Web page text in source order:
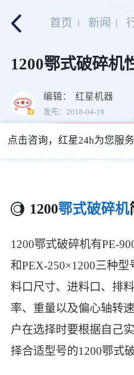
首页 新闻
1200鄂式破碎机
编辑： 红星机器
发布：2018-04-19
点击咨询，红星24h为您服务
1200鄂式破碎机
1200鄂式破碎机有PE-
和PEX-250×1200三种
料口尺寸、进料口、排
率、重量以及偏心轴转
户在选择时要根据自己
择合适型号的1200鄂式破